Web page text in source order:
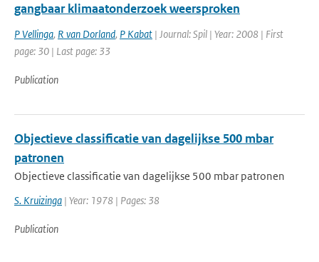
gangbaar klimaatonderzoek weersproken
P Vellinga, R van Dorland, P Kabat | Journal: Spil | Year: 2008 | First
page: 30 | Last page: 33
Publication
Objectieve classificatie van dagelijkse 500 mbar
patronen
Objectieve classificatie van dagelijkse 500 mbar patronen
S. Kruizinga | Year: 1978 | Pages: 38
Publication